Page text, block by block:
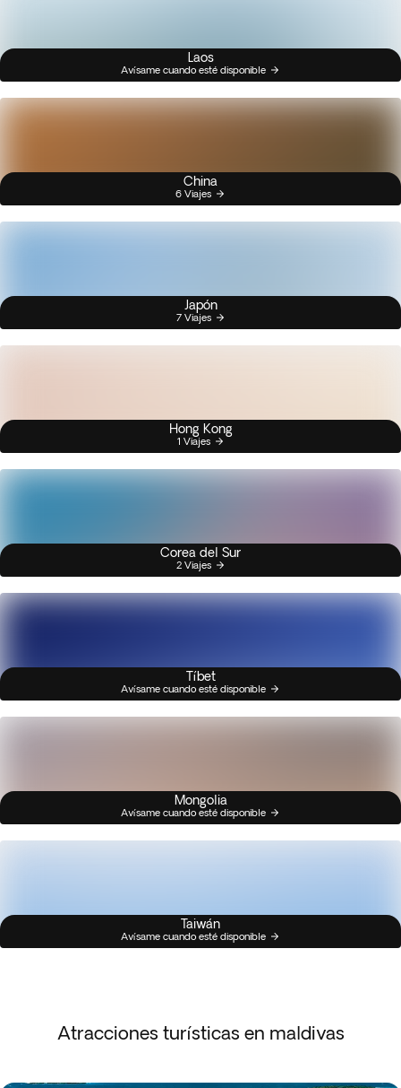
Laos
Avísame cuando esté disponible
China
6 Viajes
Japón
7 Viajes
Hong Kong
1 Viajes
Corea del Sur
2 Viajes
Tíbet
Avísame cuando esté disponible
Mongolia
Avísame cuando esté disponible
Taiwán
Avísame cuando esté disponible
Atracciones turísticas en maldivas